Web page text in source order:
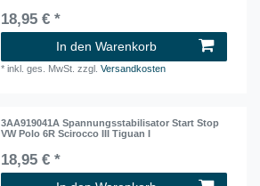
18,95 € *
In den Warenkorb
*inkl. ges. MwSt. zzgl.Versandkosten
3AA919041A Spannungsstabilisator Start Stop
VW Polo 6R Scirocco III Tiguan I
18,95 € *